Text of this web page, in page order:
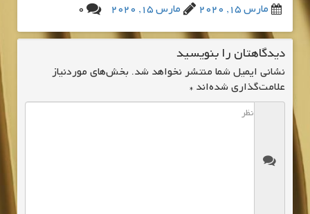
مارس 15, 2020
مارس 15, 2020 0
دیدگاهتان را بنویسید
نشانی ایمیل شما منتشر نخواهد شد. بخش‌های موردنیاز
علامت‌گذاری شده‌اند *